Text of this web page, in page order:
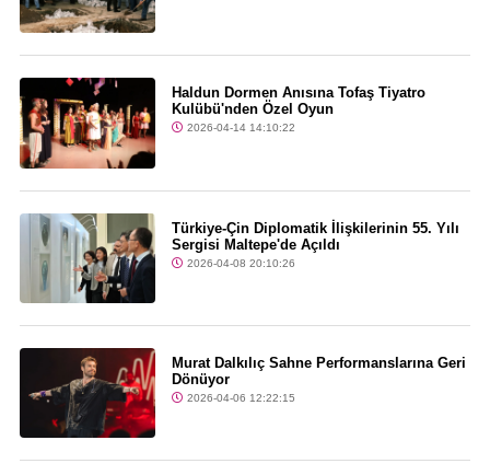
Haldun Dormen Anısına Tofaş Tiyatro
Kulübü'nden Özel Oyun
2026-04-14 14:10:22
Türkiye-Çin Diplomatik İlişkilerinin 55. Yılı
Sergisi Maltepe'de Açıldı
2026-04-08 20:10:26
Murat Dalkılıç Sahne Performanslarına Geri
Dönüyor
2026-04-06 12:22:15